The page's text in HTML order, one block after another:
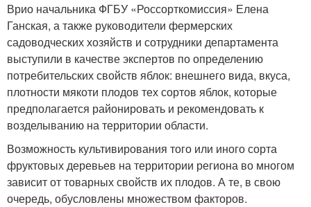
Врио начальника ФГБУ «Россорткомиссия» Елена
Ганская, а также руководители фермерских
садоводческих хозяйств и сотрудники департамента
выступили в качестве экспертов по определению
потребительских свойств яблок: внешнего вида, вкуса,
плотности мякоти плодов тех сортов яблок, которые
предполагается районировать и рекомендовать к
возделыванию на территории области.
Возможность культивирования того или иного сорта
фруктовых деревьев на территории региона во многом
зависит от товарных свойств их плодов. А те, в свою
очередь, обусловлены множеством факторов.